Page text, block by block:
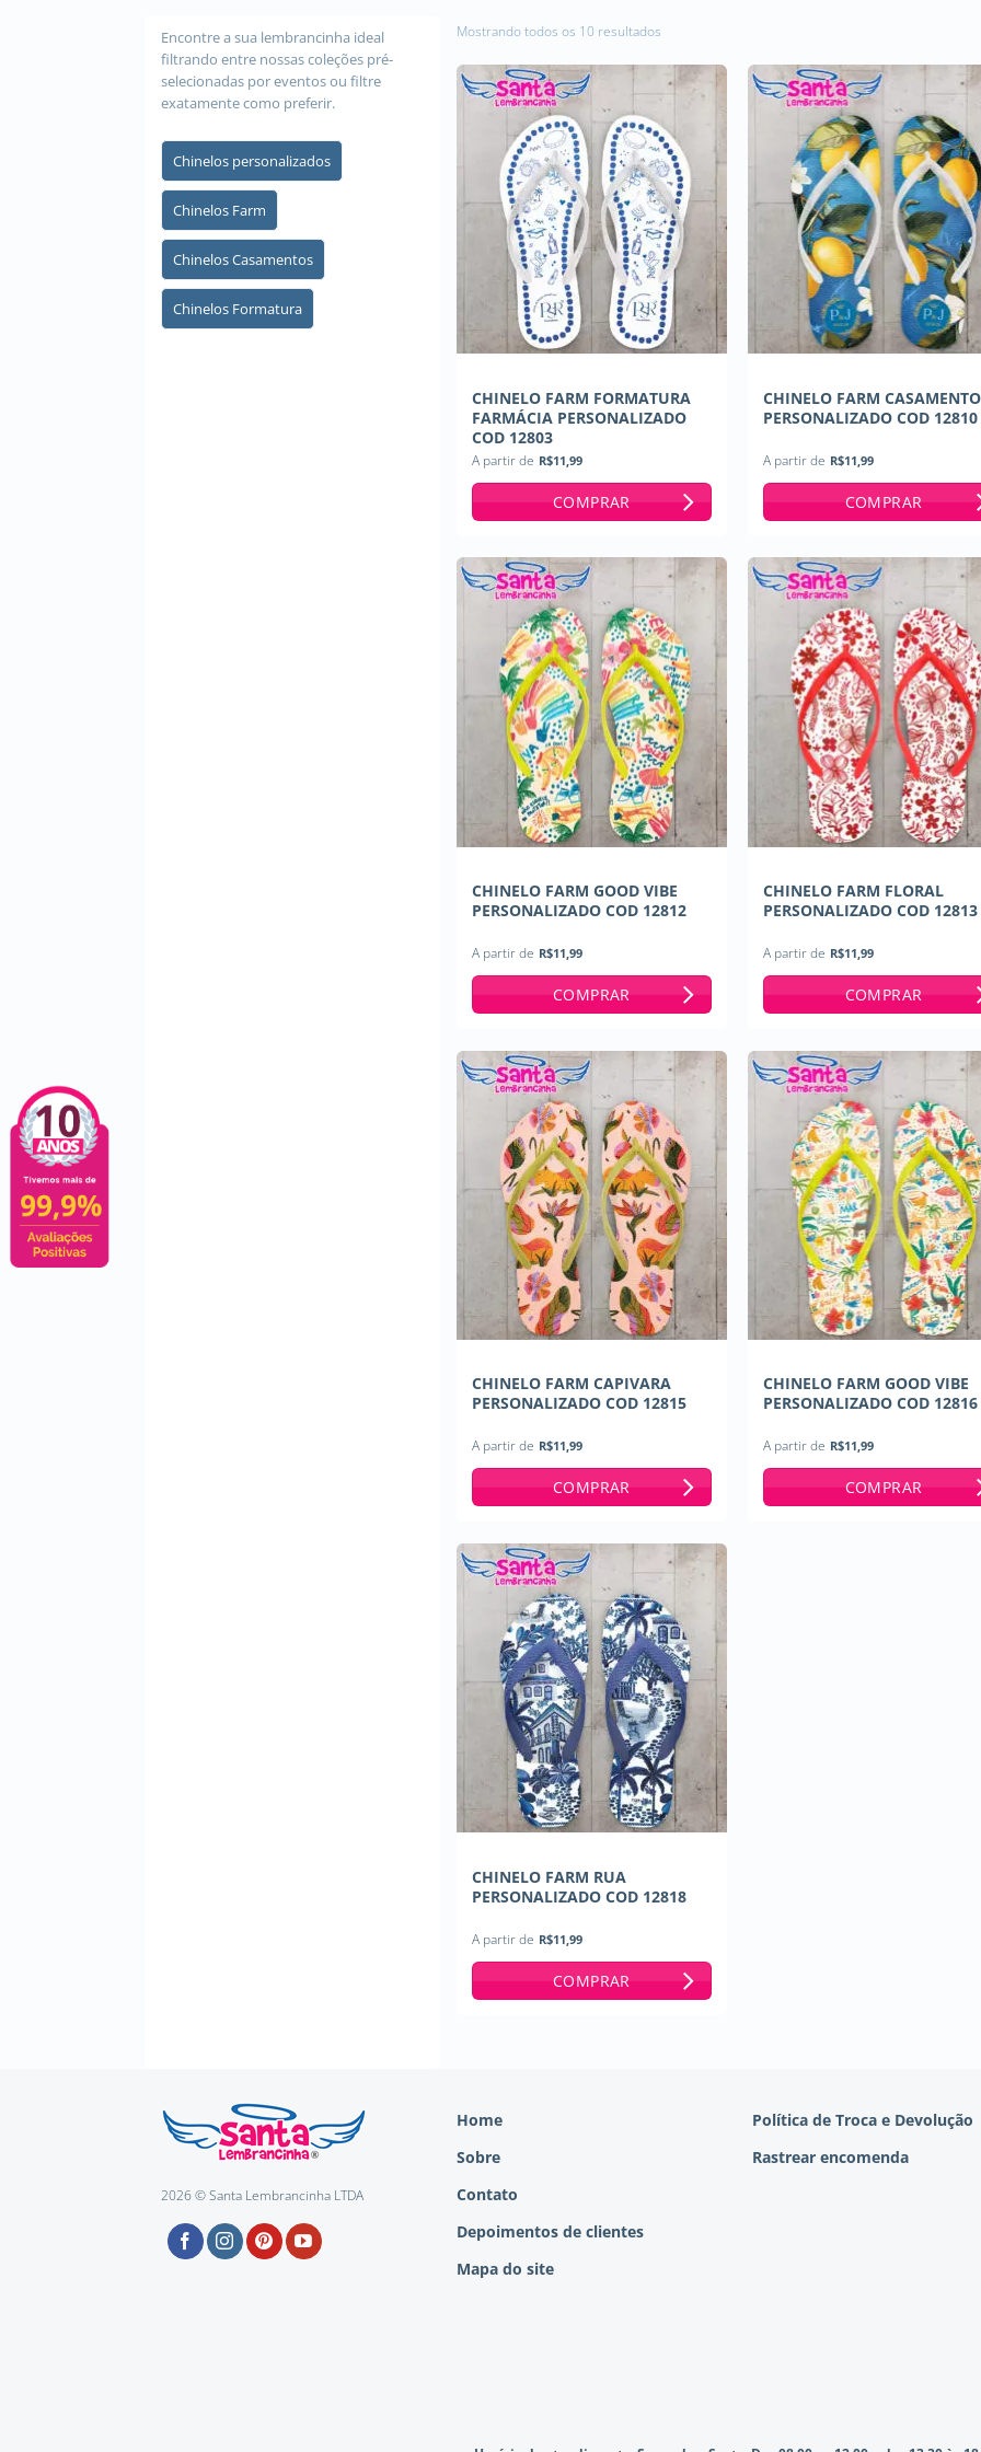
Encontre a sua lembrancinha ideal
filtrando entre nossas coleções pré-
selecionadas por eventos ou filtre
exatamente como preferir.
Chinelos personalizados
Chinelos Farm
Chinelos Casamentos
Chinelos Formatura
Mostrando todos os 10 resultados
preço:
baixo
alto
CHINELO FARM FORMATURA
FARMÁCIA PERSONALIZADO
COD 12803
A partir de R$11,99
COMPRAR
CHINELO FARM CASAMENTO
PERSONALIZADO COD 12810
A partir de R$11,99
COMPRAR
CHINELO FARM GOOD VIBE
PERSONALIZADO COD 12812
A partir de R$11,99
COMPRAR
CHINELO FARM FLORAL
PERSONALIZADO COD 12813
A partir de R$11,99
COMPRAR
CHINELO FARM CAPIVARA
PERSONALIZADO COD 12815
A partir de R$11,99
COMPRAR
CHINELO FARM GOOD VIBE
PERSONALIZADO COD 12816
A partir de R$11,99
COMPRAR
CHINELO FARM RUA
PERSONALIZADO COD 12818
A partir de R$11,99
COMPRAR
2026 © Santa Lembrancinha LTDA
Home
Sobre
Contato
Depoimentos de clientes
Mapa do site
Política de Troca e Devolução
Rastrear encomenda